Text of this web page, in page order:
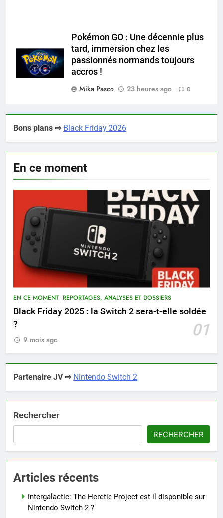
Pokémon GO : Une décennie plus
tard, immersion chez les
passionnés normands toujours
accros !
Mika Pasco
23 heures ago 0
Bons plans ⇨ Black Friday 2026
En ce moment
EN CE MOMENT REPORTAGES, ANALYSES ET DOSSIERS
Black Friday 2025 : la Switch 2 sera-t-elle soldée
?
01
9 mois ago
Partenaire JV ⇨ Nintendo Switch 2
Rechercher
RECHERCHER
Articles récents
Intergalactic: The Heretic Project est-il disponible sur
Nintendo Switch 2 ?